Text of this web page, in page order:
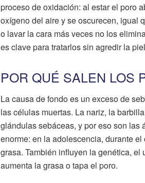
proceso de oxidación: al estar el poro
oxígeno del aire y se oscurecen, igual
o lavar la cara más veces no los
es clave para tratarlos sin agredir la
POR QUÉ SALEN LOS
La causa de fondo es un exceso de
las células muertas. La nariz, la
glándulas sebáceas, y por eso son las
enorme: en la adolescencia, durante
grasa. También influyen la genética,
aumenta la grasa o tapa el poro.